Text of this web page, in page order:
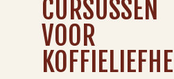
CURSUSSEN
VOOR